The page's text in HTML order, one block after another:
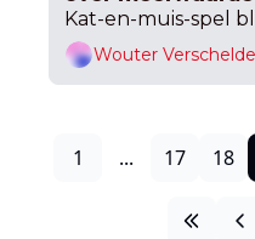
waarschuwt: “te
accidenten”
Kat-en-muis-spel
Wouter
1 ... 17 18